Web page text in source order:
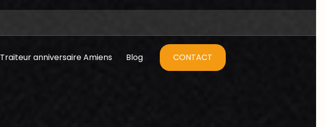
Traiteur anniversaire Amiens Blog CONTACT